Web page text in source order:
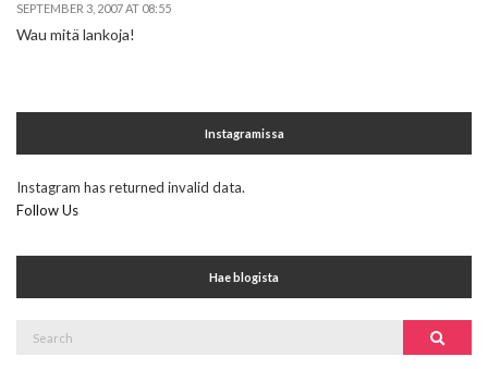
SEPTEMBER 3, 2007 AT 08:55
Wau mitä lankoja!
Instagramissa
Instagram has returned invalid data.
Follow Us
Hae blogista
Search